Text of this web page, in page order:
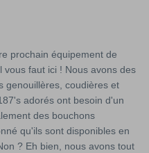
prochain équipement de
faut ici ! Nous avons des
genouillères, coudières et
adorés ont besoin d'un
des bouchons
qu'ils sont disponibles en
? Eh bien, nous avons tout